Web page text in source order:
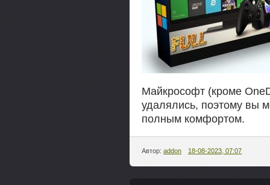
Майкрософт (кроме
удалялись, поэтому вы
полным комфортом.
Автор: addon 18-08-2023, 07:07